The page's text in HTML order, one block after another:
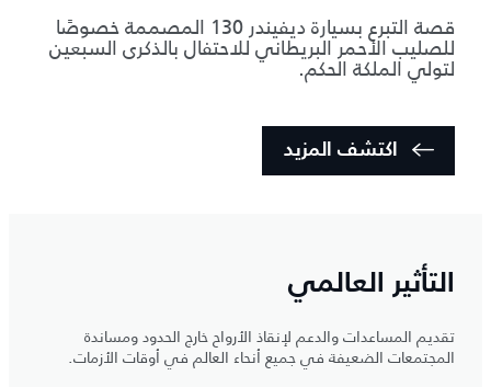
قصة التبرع بسيارة ديفيندر 130 المصممة خصوصًا
للصليب الأحمر البريطاني للاحتفال بالذكرى السبعين
لتولي الملكة الحكم.
اكتشف المزيد
التأثير العالمي
تقديم المساعدات والدعم لإنقاذ الأرواح خارج الحدود ومساندة
المجتمعات الضعيفة في جميع أنحاء العالم في أوقات الأزمات.